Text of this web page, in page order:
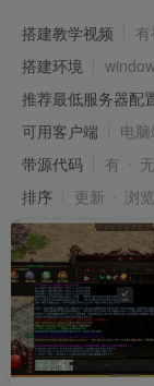
搭建教学视频
搭建环境
推荐最低服务器配
可用客户端
电脑
带源代码
有
无
排序
更新 浏览